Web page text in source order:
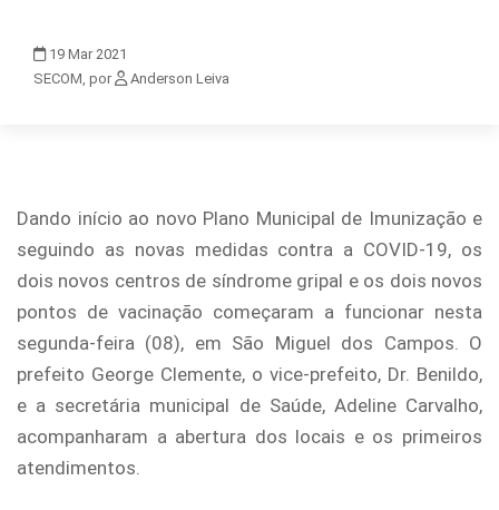
19 Mar 2021
SECOM, por
Anderson Leiva
Dando início ao novo Plano Municipal de Imunização e
seguindo as novas medidas contra a COVID-19, os
dois novos centros de síndrome gripal e os dois novos
pontos de vacinação começaram a funcionar nesta
segunda-feira (08), em São Miguel dos Campos. O
prefeito George Clemente, o vice-prefeito, Dr. Benildo,
e a secretária municipal de Saúde, Adeline Carvalho,
acompanharam a abertura dos locais e os primeiros
atendimentos.